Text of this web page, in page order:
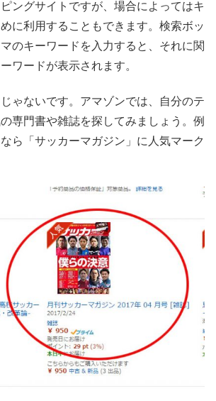
ングサイトですが、場合によってはキ
に利用することもできます。検索ボッ
のキーワードを入力すると、それに関
ワードが表示されます。
ゃないです。アマゾンでは、自分のテ
専門書や雑誌を探してみましょう。例
ら「サッカーマガジン」に人気マーク